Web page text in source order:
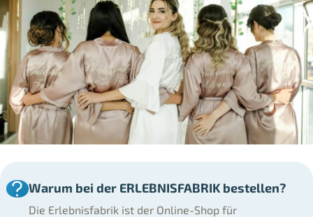
Warum bei der ERLEBNISFABRIK bestellen?
Die Erlebnisfabrik ist der Online-Shop für